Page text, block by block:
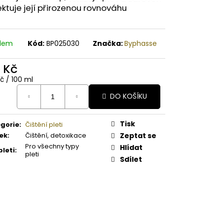
její přirozenou rovnováhu
Kód: BP025030 Značka:Byphasse
Kč
/ 100 ml
DO KOŠÍKU
: Čištění pleti
:
Čištění, detoxikace
:
Pro všechny typy
pleti
Tisk
Zeptat se
Hlídat
Sdílet
PAPAYA ORGANICKÉ
BAMBUCKÉ MÁSLO